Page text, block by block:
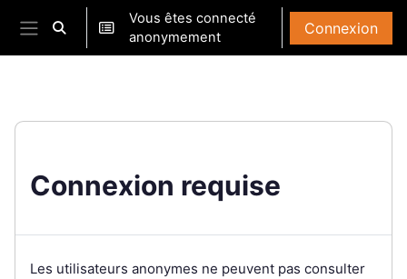
Passer au contenu principal
Panneau latéral
Activer/désactiver la saisie de recherche
Vous êtes connecté
anonymement
Connexion
Connexion requise
Les utilisateurs anonymes ne peuvent pas consulter